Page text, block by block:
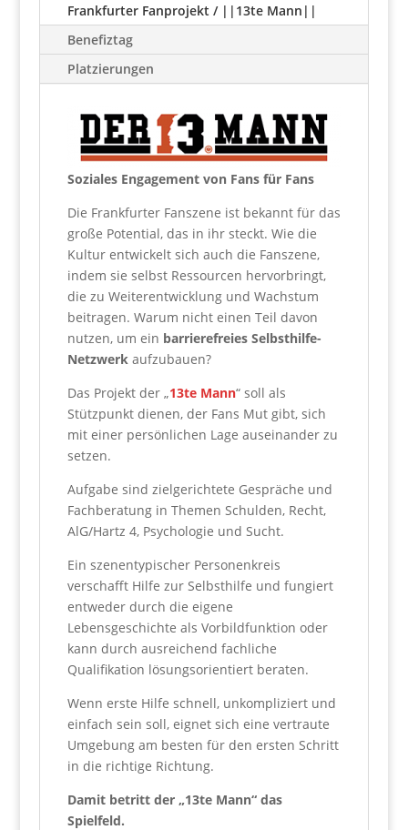
Frankfurter Fanprojekt / ||13te Mann||
Benefiztag
Platzierungen
Soziales Engagement von Fans für Fans
Die Frankfurter Fanszene ist bekannt für das
große Potential, das in ihr steckt. Wie die
Kultur entwickelt sich auch die Fanszene,
indem sie selbst Ressourcen hervorbringt,
die zu Weiterentwicklung und Wachstum
beitragen. Warum nicht einen Teil davon
nutzen, um ein barrierefreies Selbsthilfe-
Netzwerk aufzubauen?
Das Projekt der „13te Mann“ soll als
Stützpunkt dienen, der Fans Mut gibt, sich
mit einer persönlichen Lage auseinander zu
setzen.
Aufgabe sind zielgerichtete Gespräche und
Fachberatung in Themen Schulden, Recht,
AlG/Hartz 4, Psychologie und Sucht.
Ein szenentypischer Personenkreis
verschafft Hilfe zur Selbsthilfe und fungiert
entweder durch die eigene
Lebensgeschichte als Vorbildfunktion oder
kann durch ausreichend fachliche
Qualifikation lösungsorientiert beraten.
Wenn erste Hilfe schnell, unkompliziert und
einfach sein soll, eignet sich eine vertraute
Umgebung am besten für den ersten Schritt
in die richtige Richtung.
Damit betritt der „13te Mann“ das
Spielfeld.